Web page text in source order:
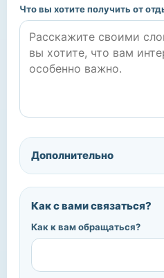
Что вы хотите получить от
Дополнительно
Как с вами связаться?
Как к вам обращаться?